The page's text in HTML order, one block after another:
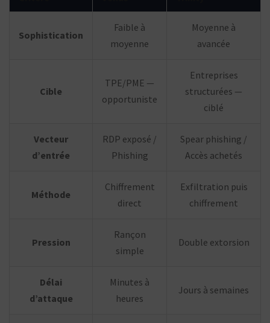
Sophistication
Faible à
moyenne
Moyenne à
avancée
Cible
TPE/PME —
opportuniste
Entreprises
structurées —
ciblé
Vecteur
d’entrée
RDP exposé /
Phishing
Spear phishing /
Accès achetés
Méthode
Chiffrement
direct
Exfiltration puis
chiffrement
Pression
Rançon
simple
Double extorsion
Délai
d’attaque
Minutes à
heures
Jours à semaines